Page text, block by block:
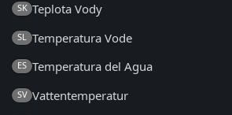
SK Teplota Vody
SL Temperatura Vode
ES Temperatura del Agua
SV Vattentemperatur